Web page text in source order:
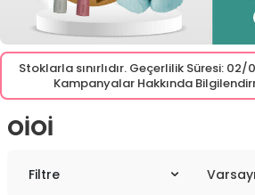
Stoklarla sınırlıdır. Geçerlilik Süresi:
Kampanyalar Hakkında
OIOI
Filtre